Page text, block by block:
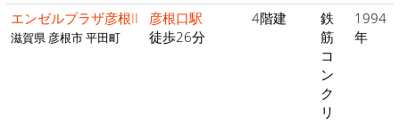
エンゼルプラザ彦根II
滋賀県 彦根市 平田町
彦根口駅
徒歩26分
4階建
鉄
筋
コ
ン
ク
リ
1994
年